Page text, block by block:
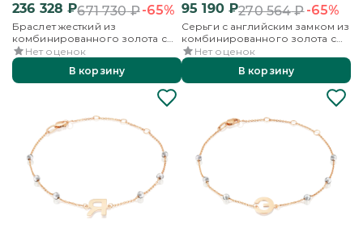
236 328 ₽671 730₽-65%
Браслет жесткий из
комбинированного золота с
фианитами
Нет оценок
В корзину
95 190₽270 564₽-65%
Серьги с английским замком из
комбинированного золота с
фианитами
Нет оценок
В корзину